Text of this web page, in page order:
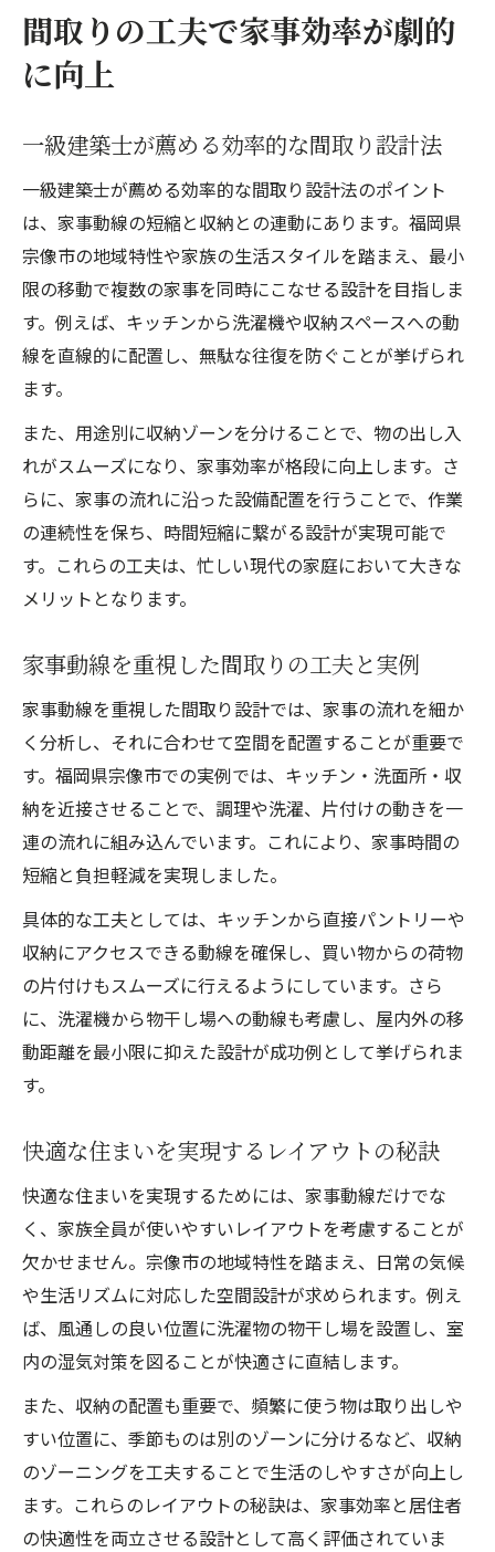
間取りの工夫で家事効率が劇的
に向上
一級建築士が薦める効率的な間取り設計法
一級建築士が薦める効率的な間取り設計法のポイント
は、家事動線の短縮と収納との連動にあります。福岡県
宗像市の地域特性や家族の生活スタイルを踏まえ、最小
限の移動で複数の家事を同時にこなせる設計を目指しま
す。例えば、キッチンから洗濯機や収納スペースへの動
線を直線的に配置し、無駄な往復を防ぐことが挙げられ
ます。
また、用途別に収納ゾーンを分けることで、物の出し入
れがスムーズになり、家事効率が格段に向上します。さ
らに、家事の流れに沿った設備配置を行うことで、作業
の連続性を保ち、時間短縮に繋がる設計が実現可能で
す。これらの工夫は、忙しい現代の家庭において大きな
メリットとなります。
家事動線を重視した間取りの工夫と実例
家事動線を重視した間取り設計では、家事の流れを細か
く分析し、それに合わせて空間を配置することが重要で
す。福岡県宗像市での実例では、キッチン・洗面所・収
納を近接させることで、調理や洗濯、片付けの動きを一
連の流れに組み込んでいます。これにより、家事時間の
短縮と負担軽減を実現しました。
具体的な工夫としては、キッチンから直接パントリーや
収納にアクセスできる動線を確保し、買い物からの荷物
の片付けもスムーズに行えるようにしています。さら
に、洗濯機から物干し場への動線も考慮し、屋内外の移
動距離を最小限に抑えた設計が成功例として挙げられま
す。
快適な住まいを実現するレイアウトの秘訣
快適な住まいを実現するためには、家事動線だけでな
く、家族全員が使いやすいレイアウトを考慮することが
欠かせません。宗像市の地域特性を踏まえ、日常の気候
や生活リズムに対応した空間設計が求められます。例え
ば、風通しの良い位置に洗濯物の物干し場を設置し、室
内の湿気対策を図ることが快適さに直結します。
また、収納の配置も重要で、頻繁に使う物は取り出しや
すい位置に、季節ものは別のゾーンに分けるなど、収納
のゾーニングを工夫することで生活のしやすさが向上し
ます。これらのレイアウトの秘訣は、家事効率と居住者
の快適性を両立させる設計として高く評価されていま